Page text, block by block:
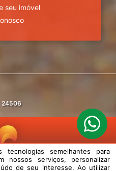
seu imóvel
24506
PELAAGIL.NET
semelhantes para
nossos serviços, personalizar
de seu interesse. Ao utilizar